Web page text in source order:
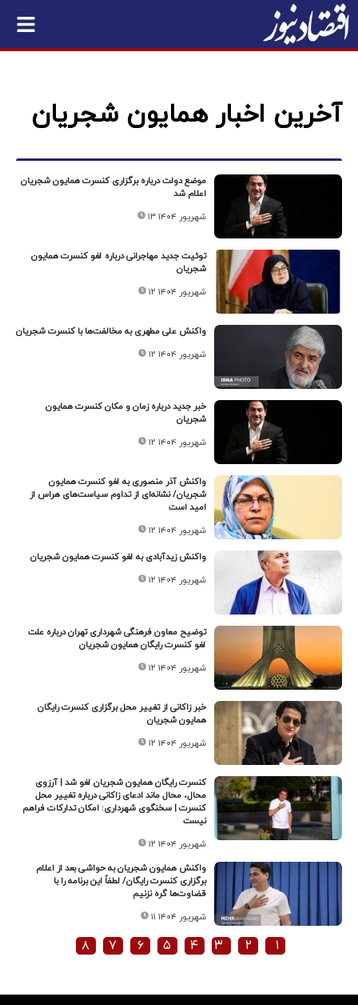
آخرین اخبار همایون شجریان
موضع دولت درباره برگزاری کنسرت همایون شجریان
اعلام شد
۱۳ شهریور ۱۴۰۴
توئیت جدید مهاجرانی درباره لغو کنسرت همایون
شجریان
۱۲ شهریور ۱۴۰۴
واکنش علی مطهری به مخالفت‌ها با کنسرت شجریان
۱۲ شهریور ۱۴۰۴
خبر جدید درباره زمان و مکان کنسرت همایون
شجریان
۱۲ شهریور ۱۴۰۴
واکنش آذر منصوری به لغو کنسرت همایون
شجریان/ نشانه‌ای از تداوم سیاست‌های هراس از
امید است
۱۲ شهریور ۱۴۰۴
واکنش زیدآبادی به لغو کنسرت همایون شجریان
۱۲ شهریور ۱۴۰۴
توضیح معاون فرهنگی شهرداری تهران درباره علت
لغو کنسرت رایگان همایون شجریان
۱۲ شهریور ۱۴۰۴
خبر زاکانی از تغییر محل برگزاری کنسرت رایگان
همایون شجریان
۱۲ شهریور ۱۴۰۴
کنسرت رایگان همایون شجریان لغو شد | آرزوی
محال، محال ماند ادعای زاکانی درباره تغییر محل
کنسرت | سخنگوی شهرداری: امکان تدارکات فراهم
نیست
۱۲ شهریور ۱۴۰۴
واکنش همایون شجریان به حواشی بعد از اعلام
برگزاری کنسرت رایگان/ لطفاً این برنامه را با
قضاوت‌ها گره نزنیم
۱۱ شهریور ۱۴۰۴
۱ ۲ ۳ ۴ ۵ ۶ ۷ ۸